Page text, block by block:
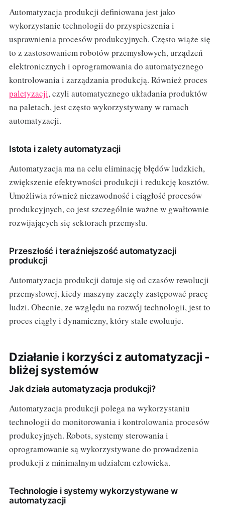
Automatyzacja produkcji definiowana jest jako
wykorzystanie technologii do przyspieszenia i
usprawnienia procesów produkcyjnych. Często wiąże się
to z zastosowaniem robotów przemysłowych, urządzeń
elektronicznych i oprogramowania do automatycznego
kontrolowania i zarządzania produkcją. Również proces
paletyzacji, czyli automatycznego układania produktów
na paletach, jest często wykorzystywany w ramach
automatyzacji.
Istota i zalety automatyzacji
Automatyzacja ma na celu eliminację błędów ludzkich,
zwiększenie efektywności produkcji i redukcję kosztów.
Umożliwia również niezawodność i ciągłość procesów
produkcyjnych, co jest szczególnie ważne w gwałtownie
rozwijających się sektorach przemysłu.
Przeszłość i teraźniejszość automatyzacji
produkcji
Automatyzacja produkcji datuje się od czasów rewolucji
przemysłowej, kiedy maszyny zaczęły zastępować pracę
ludzi. Obecnie, ze względu na rozwój technologii, jest to
proces ciągły i dynamiczny, który stale ewoluuje.
Działanie i korzyści z automatyzacji -
bliżej systemów
Jak działa automatyzacja produkcji?
Automatyzacja produkcji polega na wykorzystaniu
technologii do monitorowania i kontrolowania procesów
produkcyjnych. Robots, systemy sterowania i
oprogramowanie są wykorzystywane do prowadzenia
produkcji z minimalnym udziałem człowieka.
Technologie i systemy wykorzystywane w
automatyzacji